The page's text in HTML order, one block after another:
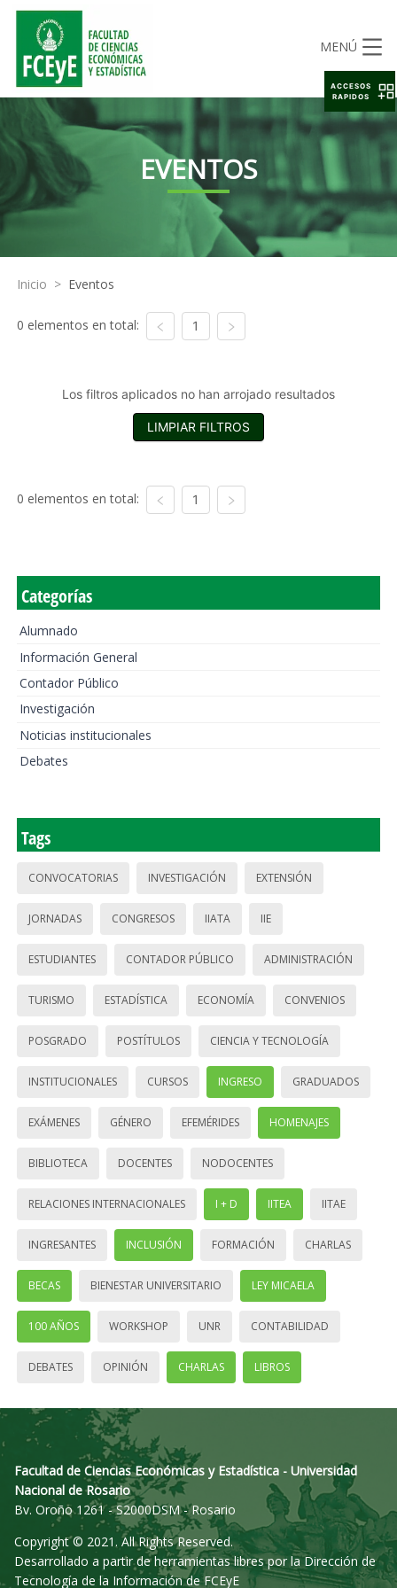
MENÚ
EVENTOS
Inicio > Eventos
0 elementos en total: 1
Los filtros aplicados no han arrojado resultados
LIMPIAR FILTROS
0 elementos en total: 1
Categorías
Alumnado
Información General
Contador Público
Investigación
Noticias institucionales
Debates
Tags
CONVOCATORIAS INVESTIGACIÓN EXTENSIÓN
JORNADAS CONGRESOS IIATA IIE
ESTUDIANTES CONTADOR PÚBLICO ADMINISTRACIÓN
TURISMO ESTADÍSTICA ECONOMÍA CONVENIOS
POSGRADO POSTÍTULOS CIENCIA Y TECNOLOGÍA
INSTITUCIONALES CURSOS INGRESO GRADUADOS
EXÁMENES GÉNERO EFEMÉRIDES HOMENAJES
BIBLIOTECA DOCENTES NODOCENTES
RELACIONES INTERNACIONALES I + D IITEA IITAE
INGRESANTES INCLUSIÓN FORMACIÓN CHARLAS
BECAS BIENESTAR UNIVERSITARIO LEY MICAELA
100 AÑOS WORKSHOP UNR CONTABILIDAD
DEBATES OPINIÓN CHARLAS LIBROS
Facultad de Ciencias Económicas y Estadística - Universidad
Nacional de Rosario
Bv. Oroño 1261 - S2000DSM - Rosario
Copyright © 2021. All Rights Reserved.
Desarrollado a partir de herramientas libres por la Dirección de
Tecnología de la Información de FCEyE
ACCESOS
RAPIDOS